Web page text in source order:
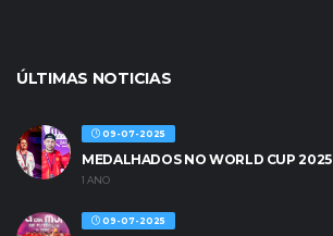
ÚLTIMAS NOTICIAS
09-07-2025
MEDALHADOS NO WORLD CUP 2025
1 ANO
09-07-2025